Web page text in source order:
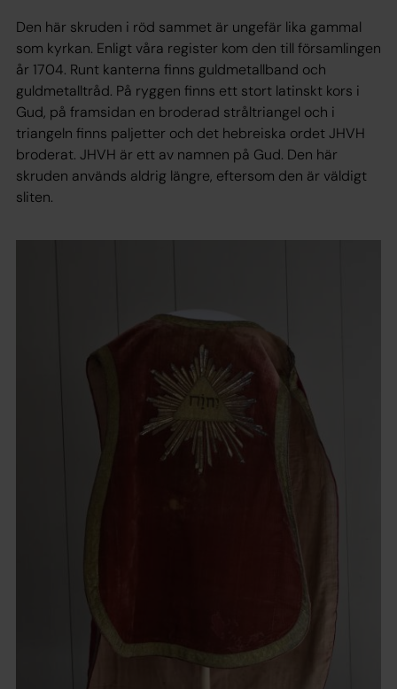
Den här skruden i röd sammet är ungefär lika gammal
som kyrkan. Enligt våra register kom den till församlingen
år 1704. Runt kanterna finns guldmetallband och
guldmetalltråd. På ryggen finns ett stort latinskt kors i
Gud, på framsidan en broderad stråltriangel och i
triangeln finns paljetter och det hebreiska ordet JHVH
broderat. JHVH är ett av namnen på Gud. Den här
skruden används aldrig längre, eftersom den är väldigt
sliten.